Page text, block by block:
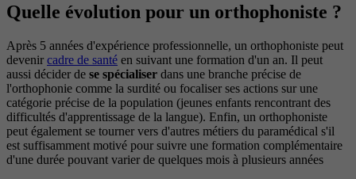
Quelle évolution pour un orthophoniste ?
Après 5 années d'expérience professionnelle, un orthophoniste peut
devenir cadre de santé en suivant une formation d'un an. Il peut
aussi décider de se spécialiser dans une branche précise de
l'orthophonie comme la surdité ou focaliser ses actions sur une
catégorie précise de la population (jeunes enfants rencontrant des
difficultés d'apprentissage de la langue). Enfin, un orthophoniste
peut également se tourner vers d'autres métiers du paramédical s'il
est suffisamment motivé pour suivre une formation complémentaire
d'une durée pouvant varier de quelques mois à plusieurs années